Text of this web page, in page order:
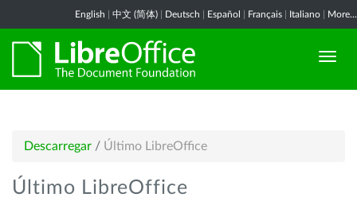
English 中文 (简体) Deutsch Español Français Italiano More...
Descarregar / Último LibreOffice
Último LibreOffice